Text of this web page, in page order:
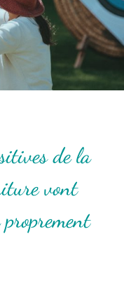
de la
vont